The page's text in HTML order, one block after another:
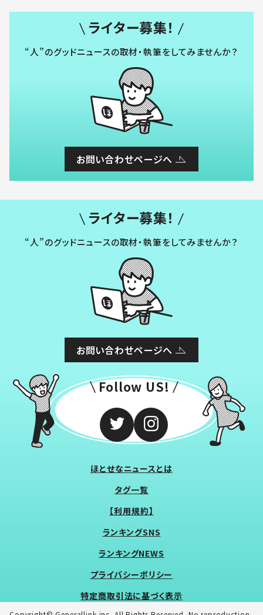
ライター募集！
“人”のグッドニュースの取材・執筆をしてみませんか？
お問い合わせページへ
ライター募集！
“人”のグッドニュースの取材・執筆をしてみませんか？
お問い合わせページへ
Follow US!
ほとせなニュースとは
タグ一覧
【利用規約】
ランキングSNS
ランキングNEWS
プライバシーポリシー
特定商取引法に基づく表示